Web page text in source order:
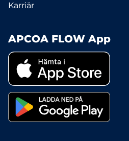
Karriär
APCOA FLOW App